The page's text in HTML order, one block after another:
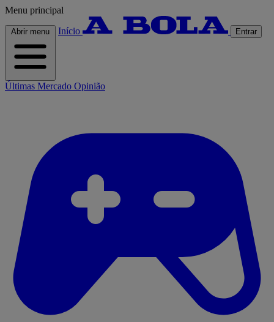
Menu principal
Abrir menu Início Entrar
Últimas Mercado Opinião